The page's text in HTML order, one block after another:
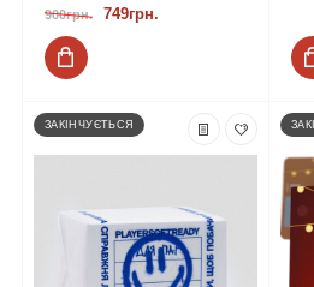
900грн. 749грн.
ЗАКІНЧУЄТЬСЯ